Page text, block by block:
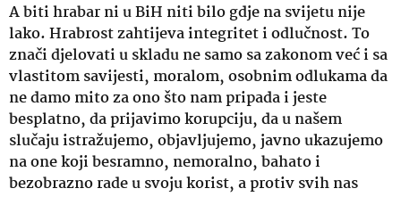
A biti hrabar ni u BiH niti bilo gdje na svijetu nije
lako. Hrabrost zahtijeva integritet i odlučnost. To
znači djelovati u skladu ne samo sa zakonom već i sa
vlastitom savijesti, moralom, osobnim odlukama da
ne damo mito za ono što nam pripada i jeste
besplatno, da prijavimo korupciju, da u našem
slučaju istražujemo, objavljujemo, javno ukazujemo
na one koji besramno, nemoralno, bahato i
bezobrazno rade u svoju korist, a protiv svih nas